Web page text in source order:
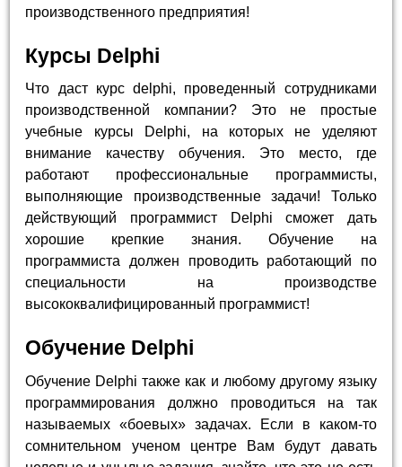
производственного предприятия!
Курсы Delphi
Что даст курс delphi, проведенный сотрудниками
производственной компании? Это не простые
учебные курсы Delphi, на которых не уделяют
внимание качеству обучения. Это место, где
работают профессиональные программисты,
выполняющие производственные задачи! Только
действующий программист Delphi сможет дать
хорошие крепкие знания. Обучение на
программиста должен проводить работающий по
специальности на производстве
высококвалифицированный программист!
Обучение Delphi
Обучение Delphi также как и любому другому языку
программирования должно проводиться на так
называемых «боевых» задачах. Если в каком-то
сомнительном ученом центре Вам будут давать